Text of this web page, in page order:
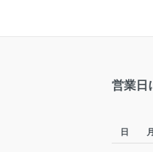
営業日
日
月